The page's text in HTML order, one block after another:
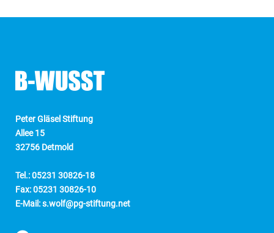
Peter Gläsel Stiftung
Allee 15
32756 Detmold
Tel.: 05231 30826-18
Fax: 05231 30826-10
E-Mail: s.wolf@pg-stiftung.net